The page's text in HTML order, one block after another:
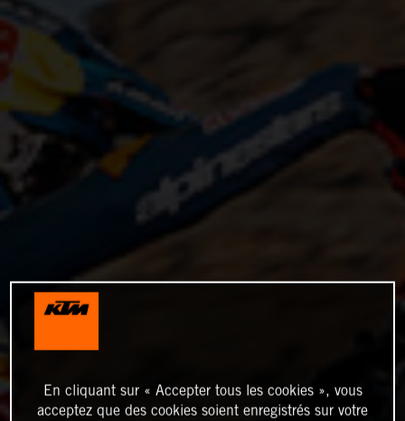
En cliquant sur « Accepter tous les cookies », vous
acceptez que des cookies soient enregistrés sur votre